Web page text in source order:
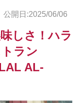
公開日:2025/06/06
しさ！ハラ
ラン
AL-